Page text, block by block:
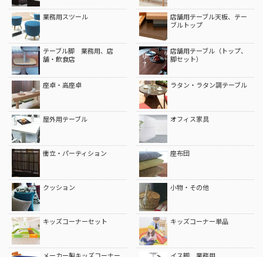
業務用スツール
店舗用テーブル天板、テー
ブルトップ
テーブル脚 業務用、店
舗・飲食店
店舗用テーブル（トップ、
脚セット）
座卓・高座卓 ラタン・ラタン調テーブル
屋外用テーブル オフィス家具
衝立・パーティション 座布団
クッション 小物・その他
キッズコーナーセット キッズコーナー単品